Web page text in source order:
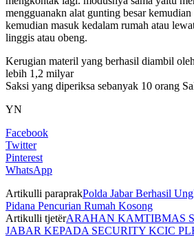
mengguanakn alat gunting besar
kemudian masuk kedalam rumah atau
linggis atau obeng.
Kerugian materil yang berhasil diambil
lebih 1,2 milyar
Saksi yang diperiksa sebanyak 10 orang
YN
Facebook
Twitter
Pinterest
WhatsApp
Artikulli paraprakPolda Jabar Berhasil
Pidana Pencurian Rumah Kosong
Artikulli tjetërARAHAN KAMTIBMAS
JABAR KEPADA SECURITY KCIC